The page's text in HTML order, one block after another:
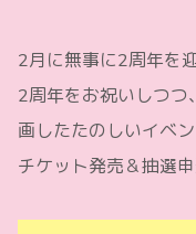
2月に無事に2周年を
2周年をお祝いしつつ
画したたのしいイベ
チケット発売＆抽選